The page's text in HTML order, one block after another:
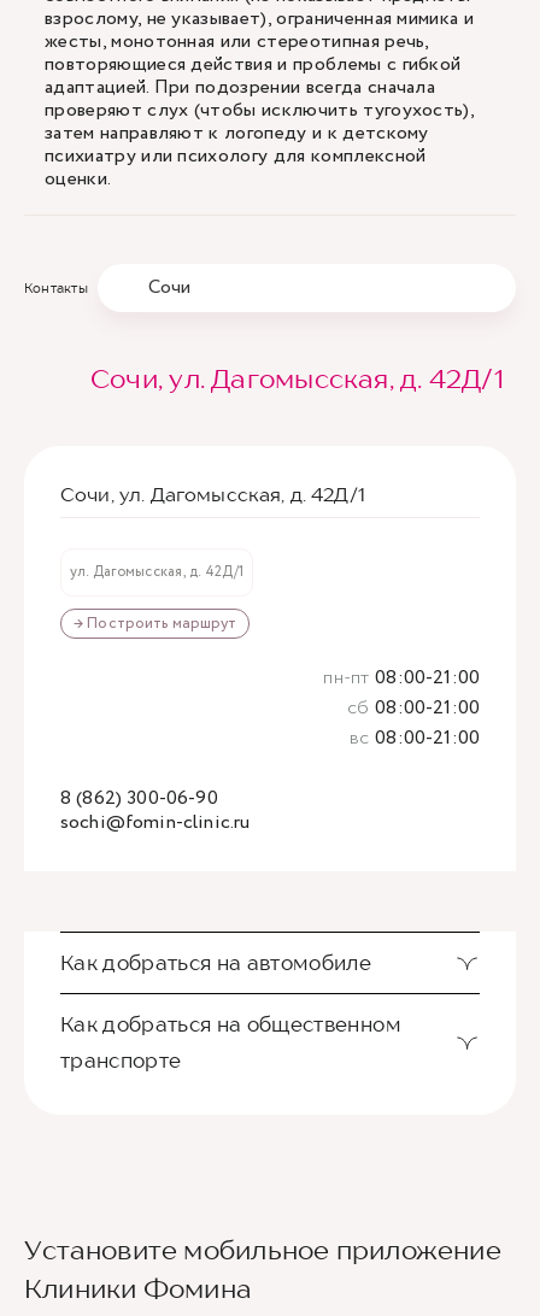
взрослому, не указывает), ограниченная мимика и
жесты, монотонная или стереотипная речь,
повторяющиеся действия и проблемы с гибкой
адаптацией. При подозрении всегда сначала
проверяют слух (чтобы исключить тугоухость),
затем направляют к логопеду и к детскому
психиатру или психологу для комплексной
оценки.
Контакты Сочи
Сочи, ул. Дагомысская, д. 42Д/1
Сочи, ул. Дагомысская, д. 42Д/1
ул. Дагомысская, д. 42Д/1
→ Построить маршрут
sochi@fomin-clinic.ru
8 (862) 300-06-90
пн-пт 08:00-21:00
сб 08:00-21:00
вс 08:00-21:00
Как добраться на автомобиле
Как добраться на общественном
транспорте
Из международного аэропорта Сочи до клиники
можно добраться на такси или
Установите мобильное приложение
Клиники Фомина